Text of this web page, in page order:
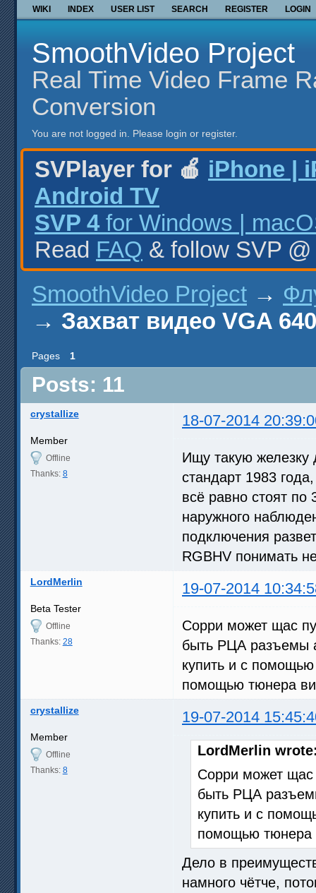
WIKI INDEX USER LIST SEARCH REGISTER LOGIN
SmoothVideo Project
Real Time Video Frame
Conversion
You are not logged in. Please login or register.
SVPlayer for 🍎 iPhone |
Android TV
SVP 4 for Windows |
Read FAQ & follow SVP
SmoothVideo Project →
→ Захват видео VGA
Pages 1
Posts: 11
crystallize 18-07-2014
Member
Offline
Thanks: 8
Ищу такую железку
стандарт 1983
всё равно стоят по
наружного
подключения
RGBHV понимать
LordMerlin 19-07-2014
Beta Tester
Offline
Thanks: 28
Сорри может щас
быть РЦА разъемы
купить и с помощью
помощью тюнера
crystallize 19-07-2014
Member
Offline
Thanks: 8
LordMerlin
Сорри может щас
быть РЦА
купить и с
помощью тюнера
Дело в
намного чётче,